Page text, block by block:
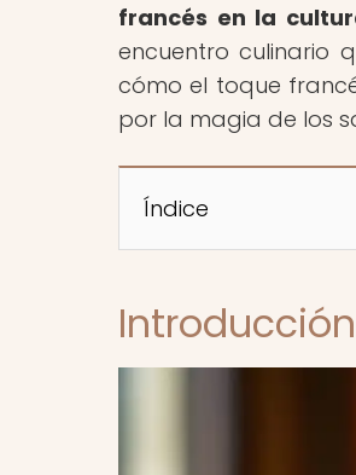
francés en la
encuentro culinario
cómo el toque
por la magia de los
Índice
Introducción